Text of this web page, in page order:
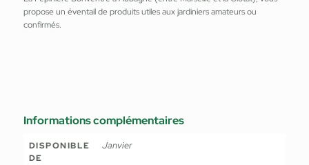
propose un éventail de produits utiles aux jardiniers amateurs ou
confirmés.
Informations complémentaires
DISPONIBLE
DE
Janvier